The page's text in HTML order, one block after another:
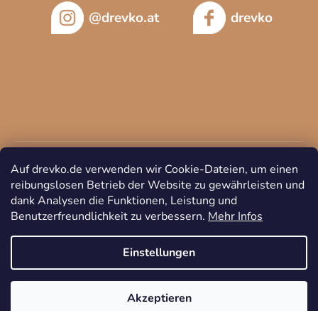
Auf drevko.de verwenden wir Cookie-Dateien, um einen
reibungslosen Betrieb der Website zu gewährleisten und
dank Analysen die Funktionen, Leistung und
Benutzerfreundlichkeit zu verbessern. Mehr Infos
Einstellungen
Akzeptieren
@drevko.at drevko
Erstellt von Shoptet
Copyright 2026DREVKO. Alle Rechte vorbehalten.